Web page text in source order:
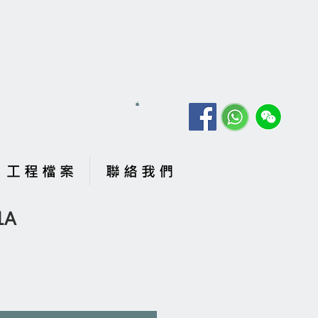
工 程 檔 案 聯 絡 我 們